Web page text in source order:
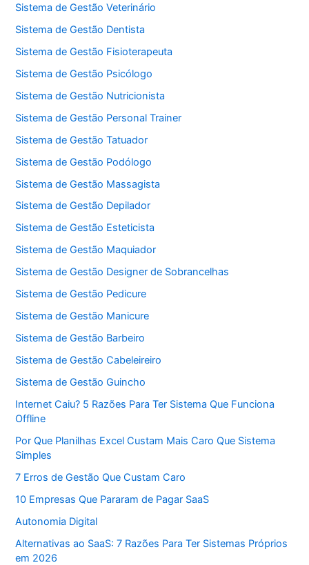
Sistema de Gestão Veterinário
Sistema de Gestão Dentista
Sistema de Gestão Fisioterapeuta
Sistema de Gestão Psicólogo
Sistema de Gestão Nutricionista
Sistema de Gestão Personal Trainer
Sistema de Gestão Tatuador
Sistema de Gestão Podólogo
Sistema de Gestão Massagista
Sistema de Gestão Depilador
Sistema de Gestão Esteticista
Sistema de Gestão Maquiador
Sistema de Gestão Designer de Sobrancelhas
Sistema de Gestão Pedicure
Sistema de Gestão Manicure
Sistema de Gestão Barbeiro
Sistema de Gestão Cabeleireiro
Sistema de Gestão Guincho
Internet Caiu? 5 Razões Para Ter Sistema Que Funciona
Offline
Por Que Planilhas Excel Custam Mais Caro Que Sistema
Simples
7 Erros de Gestão Que Custam Caro
10 Empresas Que Pararam de Pagar SaaS
Autonomia Digital
Alternativas ao SaaS: 7 Razões Para Ter Sistemas Próprios
em 2026